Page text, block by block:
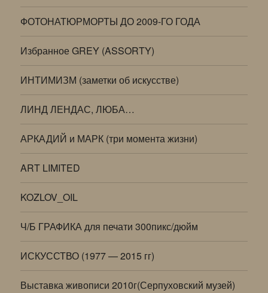
ФОТОНАТЮРМОРТЫ ДО 2009-ГО ГОДА
Избранное GREY (ASSORTY)
ИНТИМИЗМ (заметки об искусстве)
ЛИНД ЛЕНДАС, ЛЮБА…
АРКАДИЙ и МАРК (три момента жизни)
ART LIMITED
KOZLOV_OIL
Ч/Б ГРАФИКА для печати 300пикс/дюйм
ИСКУССТВО (1977 — 2015 гг)
Выставка живописи 2010г(Серпуховский музей)